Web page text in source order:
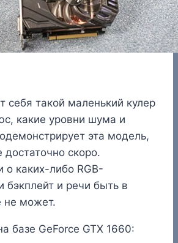
себя такой маленький кулер
какие уровни шума и
эта модель,
скоро.
о каких-либо RGB-
бэкплейт и речи быть в
не может.
базе GeForce GTX 1660: